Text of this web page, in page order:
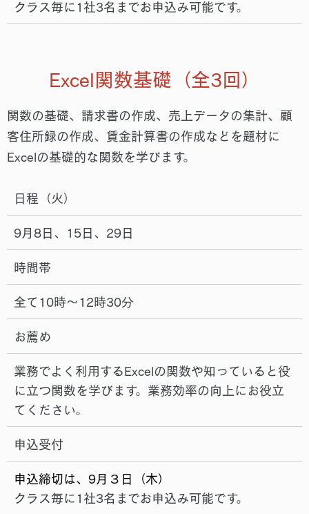
クラス毎に1社3名までお申込み可能です。
Excel関数基礎（全3回）
関数の基礎、請求書の作成、売上データの集計、顧
客住所録の作成、賃金計算書の作成などを題材に
Excelの基礎的な関数を学びます。
日程（火）
9月8日、15日、29日
時間帯
全て10時～12時30分
お薦め
業務でよく利用するExcelの関数や知っていると役
に立つ関数を学びます。業務効率の向上にお役立
てください。
申込受付
申込締切は、9月３日（木）
クラス毎に1社3名までお申込み可能です。